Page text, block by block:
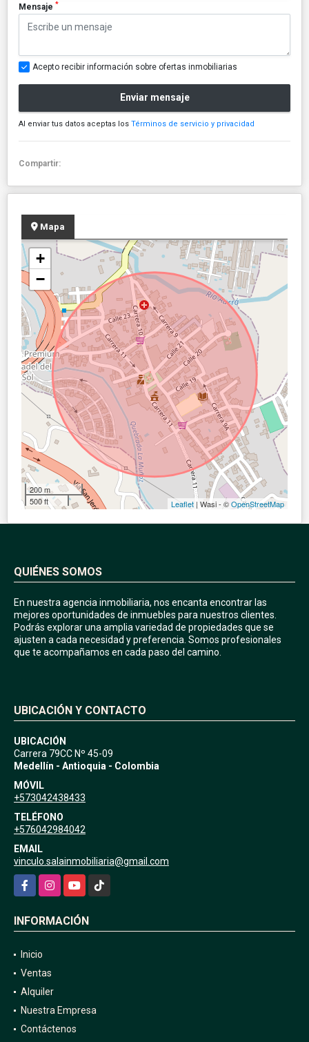
Mensaje *
Acepto recibir información sobre ofertas inmobiliarias
Enviar mensaje
Al enviar tus datos aceptas los Términos de servicio y privacidad
Compartir:
Mapa
+
−
200 m
500 ft
Leaflet | Wasi - ©OpenStreetMap
QUIÉNES SOMOS
En nuestra agencia inmobiliaria, nos encanta encontrar las
mejores oportunidades de inmuebles para nuestros clientes.
Podrás explorar una amplia variedad de propiedades que se
ajusten a cada necesidad y preferencia. Somos profesionales
que te acompañamos en cada paso del camino.
UBICACIÓN Y CONTACTO
UBICACIÓN
Carrera 79CC Nº 45-09
Medellín - Antioquia - Colombia
MÓVIL
+573042438433
TELÉFONO
+576042984042
EMAIL
vinculo.salainmobiliaria@gmail.com
FacebookInstagramYouTubeTikTok
INFORMACIÓN
Inicio
Ventas
Alquiler
Nuestra Empresa
Contáctenos